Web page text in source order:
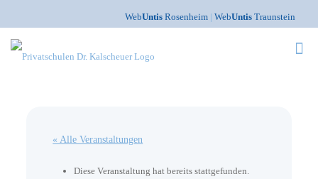
WebUntis Rosenheim | WebUntis Traunstein
« Alle Veranstaltungen
Diese Veranstaltung hat bereits stattgefunden.